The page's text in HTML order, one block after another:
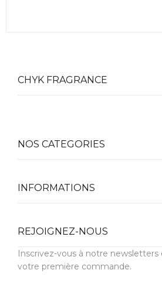
CHYK FRAGRANCE
NOS CATEGORIES
INFORMATIONS
REJOIGNEZ-NOUS
Inscrivez-vous à notre newsletters
votre première commande.